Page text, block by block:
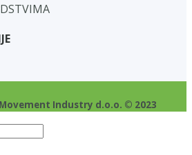
Industry d.o.o. © 2023